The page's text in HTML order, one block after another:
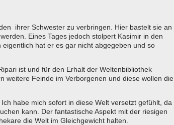
ihrer Schwester zu verbringen. Hier bastelt sie an
Eines Tages jedoch stolpert Kasimir in den
hat er es gar nicht abgegeben und so
ist und für den Erhalt der Weltenbibliothek
weitere Feinde im Verborgenen und diese wollen die
habe mich sofort in diese Welt versetzt gefühlt, da
kann. Der fantastische Aspekt mit der riesigen
die Welt im Gleichgewicht halten.